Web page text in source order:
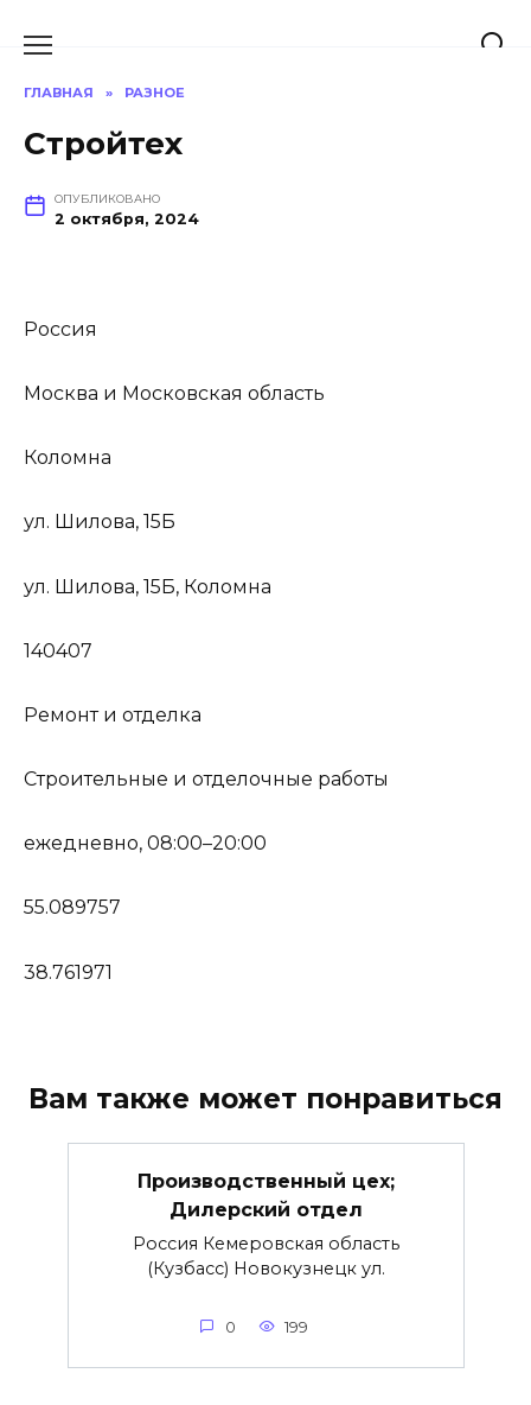
ГЛАВНАЯ » РАЗНОЕ
Стройтех
ОПУБЛИКОВАНО
2 октября, 2024
Россия
Москва и Московская область
Коломна
ул. Шилова, 15Б
ул. Шилова, 15Б, Коломна
140407
Ремонт и отделка
Строительные и отделочные работы
ежедневно, 08:00–20:00
55.089757
38.761971
Вам также может понравиться
Производственный цех;
Дилерский отдел
Россия Кемеровская область
(Кузбасс) Новокузнецк ул.
0 199